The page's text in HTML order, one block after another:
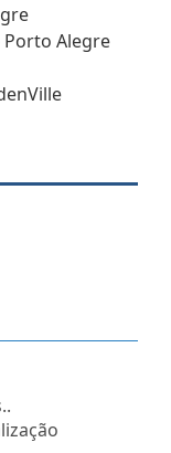
Porto Alegre